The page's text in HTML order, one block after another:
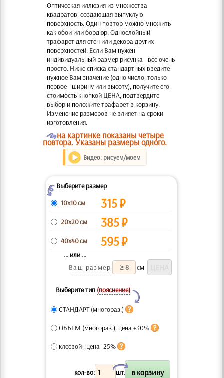
Оптическая иллюзия из множества
квадратов, создающая выпуклую
поверхность. Один повтор можно множить
как обои или бордюр. Однослойный
трафарет для стен или декора других
поверхностей. Если Вам нужен
индивидуальный размер рисунка - все очень
просто. Ниже списка стандартных введите
нужное Вам значение (одно число, только
первое - ширину или высоту), получите его
стоимость кнопкой ЦЕНА, подтвердите
выбор и положите трафарет в корзину.
Изменение размеров не влияет на сроки
изготовления.
Oна картинке показаны четыре
повтора. Указаны размеры одного.
Видео: рисуем/моем
ZВыберите размер
10x10 см
315₽
20x20 см 385₽
40x40 см 595₽
... или ...
Ваш размер
см
Выберите тип (пояснение)
Y
СТАНДАРТ (многораз.)
ОБЪЕМ (многораз.), цена +30%
клеевой , цена -25%
кол-во: шт.
X